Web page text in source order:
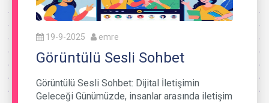
19-9-2025 emre
Görüntülü Sesli Sohbet
Görüntülü Sesli Sohbet: Dijital İletişimin
Geleceği Günümüzde, insanlar arasında iletişim